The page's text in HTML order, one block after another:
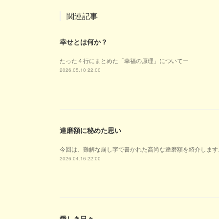
関連記事
幸せとは何か？
たった４行にまとめた「幸福の原理」についてー
2026.05.10 22:00
達磨額に秘めた思い
今回は、難解な崩し字で書かれた高尚な達磨額を紹介しま
2026.04.16 22:00